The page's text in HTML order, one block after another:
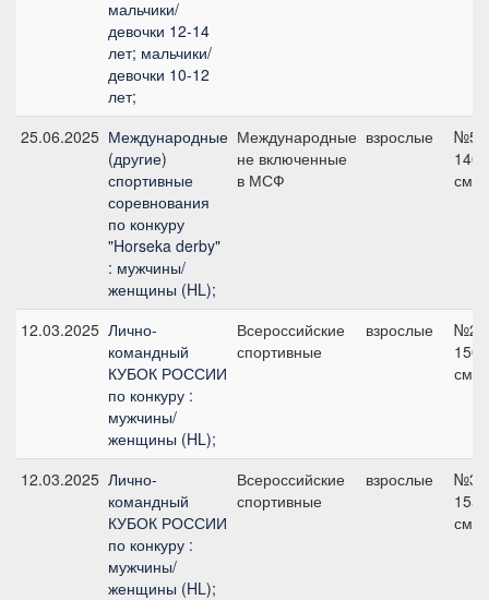
мальчики/
девочки 12-14
лет; мальчики/
девочки 10-12
лет;
25.06.2025 Международные
(другие)
спортивные
соревнования
по конкуру
"Horseka derby"
: мужчины/
женщины (HL);
Международные
не включенные
в МСФ
взрослые
№5,
140
см
12.03.2025 Лично-
командный
КУБОК РОССИИ
по конкуру :
мужчины/
женщины (HL);
Всероссийские
спортивные
взрослые
№2,
150
см
12.03.2025 Лично-
командный
КУБОК РОССИИ
по конкуру :
мужчины/
женщины (HL);
Всероссийские
спортивные
взрослые
№3,
155
см